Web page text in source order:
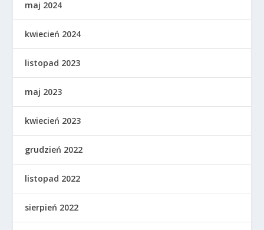
maj 2024
kwiecień 2024
listopad 2023
maj 2023
kwiecień 2023
grudzień 2022
listopad 2022
sierpień 2022